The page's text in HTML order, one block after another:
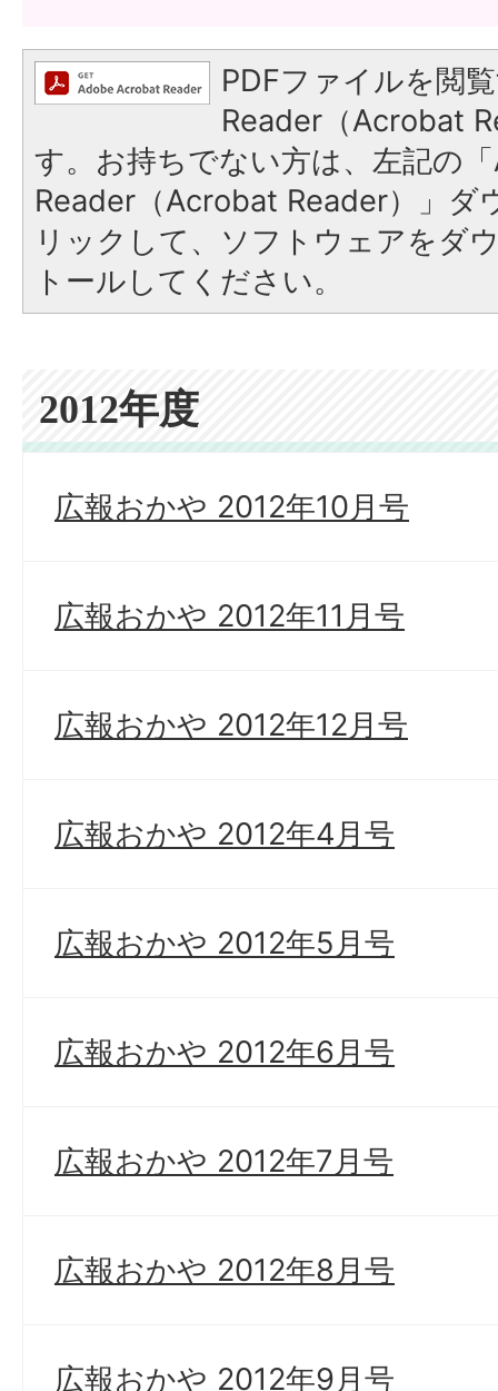
PDFファイルを閲
Reader（Acrobat
す。お持ちでない方は、左記の
Reader（Acrobat Reader）」ダ
リックして、ソフトウェアをダ
トールしてください。
2012年度
広報おかや 2012年10月号
広報おかや 2012年11月号
広報おかや 2012年12月号
広報おかや 2012年4月号
広報おかや 2012年5月号
広報おかや 2012年6月号
広報おかや 2012年7月号
広報おかや 2012年8月号
広報おかや 2012年9月号